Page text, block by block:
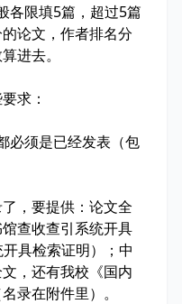
各限填5篇，超过5篇
论文，作者排名分
进去。
求：
必须是已经发表（包
，要提供：论文全
查收查引系统开具
具检索证明）；中
，还有我校《国内
录在附件里）。